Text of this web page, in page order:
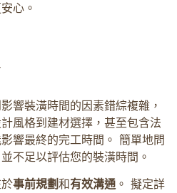
心。
響裝潢時間的因素錯綜複雜，
風格到建材選擇，甚至包含法
響最終的完工時間。 簡單地問
不足以評估您的裝潢時間。
事前規劃和有效溝通 。 擬定詳